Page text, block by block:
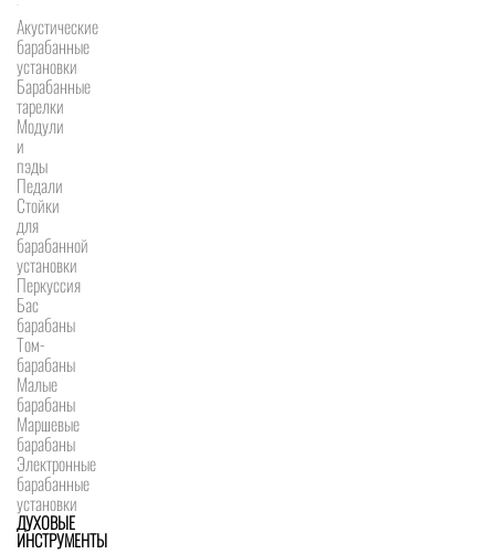
Акустические
барабанные
установки
Барабанные
тарелки
Модули
и
пэды
Педали
Стойки
для
барабанной
установки
Перкуссия
Бас
барабаны
Том-
барабаны
Малые
барабаны
Маршевые
барабаны
Электронные
барабанные
установки
ДУХОВЫЕ
ИНСТРУМЕНТЫ